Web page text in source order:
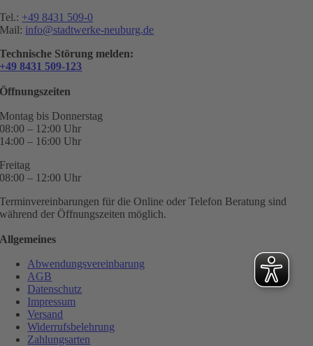
Tel.: +49 8431 509-0
Mail: info@stadtwerke-neuburg.de
Technische Störung melden:
+49 8431 509-123
Öffnungszeiten
Montag bis Donnerstag
08:00 – 12:00 Uhr
14:00 – 16:00 Uhr
Freitag
08:00 – 12:00 Uhr
Terminvereinbarungen für die Online oder Telefon Beratung sind
während der Öffnungszeiten möglich.
Allgemeines
Abwendungsvereinbarung
AGB
Datenschutz
Impressum
Versand
Widerrufsbelehrung
Zahlungsarten